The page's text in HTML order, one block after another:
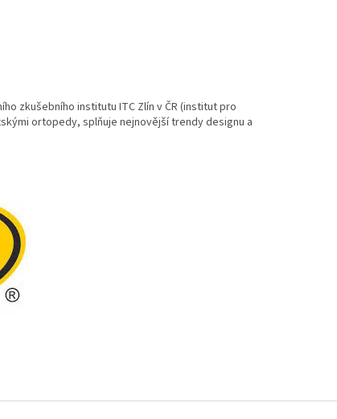
zkušebního institutu ITC Zlín v ČR (institut pro
ortopedy, splňuje nejnovější trendy designu a